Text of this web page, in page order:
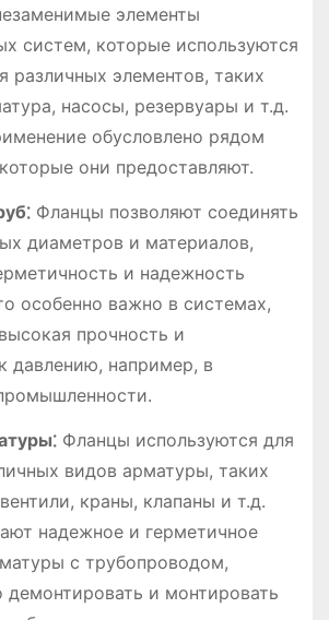
элементы
систем, которые используются
различных элементов, таких
насосы, резервуары и т.д.
обусловлено рядом
они предоставляют.
Фланцы позволяют соединять
диаметров и материалов,
и надежность
особенно важно в системах,
прочность и
давлению, например, в
Фланцы используются для
видов арматуры, таких
краны, клапаны и т.д.
надежное и герметичное
с трубопроводом,
демонтировать и монтировать